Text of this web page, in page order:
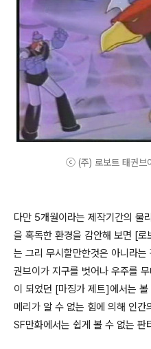
ⓒ (주) 로보트 태권
다만 5개월이라는 제작기간의 물
을 혹독한 환경을 감안해 보면 [로
는 그리 무시할만한것은 아니라
권브이가 지구를 벗어나 우주를
이 되었던 [마징가 제트]에서는
메리가 알 수 없는 힘에 의해 인간
SF만화에서는 쉽게 볼 수 없는 판